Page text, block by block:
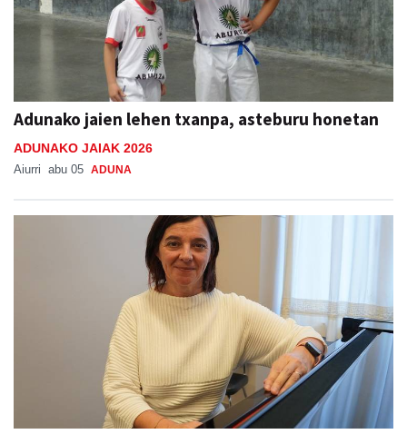
Adunako jaien lehen txanpa, asteburu honetan
ADUNAKO JAIAK 2026
Aiurri abu 05 ADUNA